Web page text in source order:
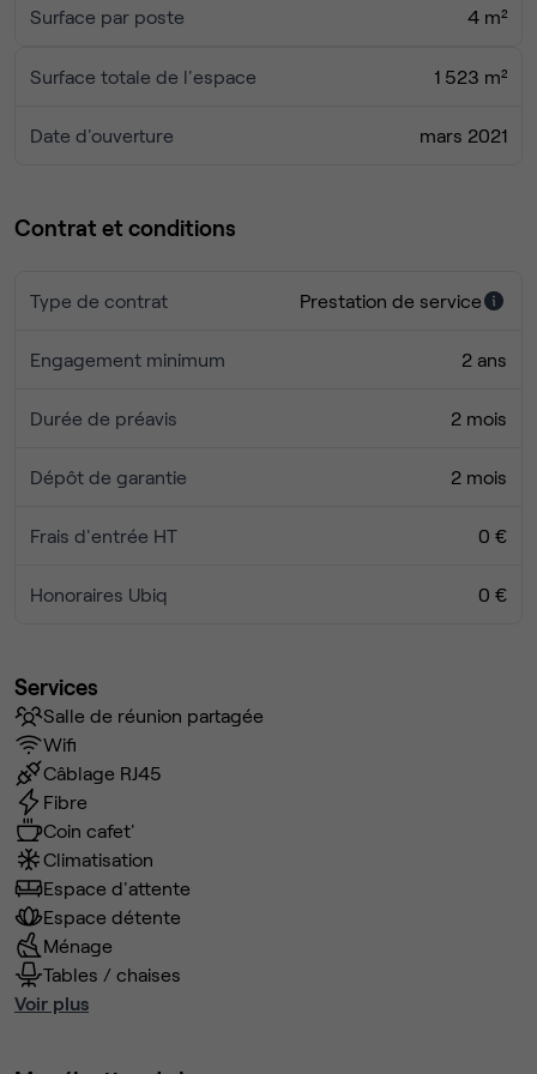
Surface par poste 4 m²
Surface totale de l'espace 1 523 m²
Date d'ouverture mars 2021
Contrat et conditions
Type de contrat Prestation de service
Engagement minimum 2 ans
Durée de préavis 2 mois
Dépôt de garantie 2 mois
Frais d'entrée HT 0 €
Honoraires Ubiq 0 €
Services
Salle de réunion partagée
Wifi
Câblage RJ45
Fibre
Coin cafet'
Climatisation
Espace d'attente
Espace détente
Ménage
Tables / chaises
Voir plus